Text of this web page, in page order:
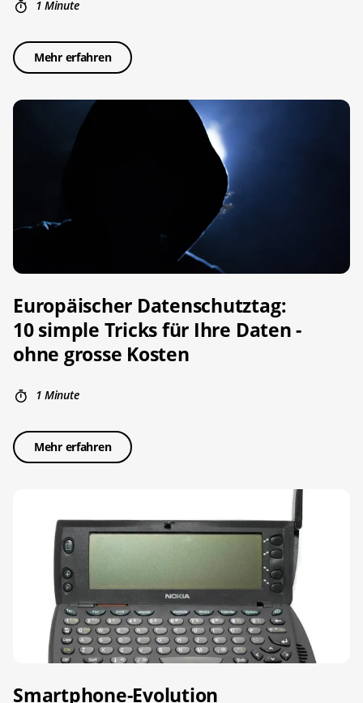
1 Minute
Mehr erfahren
Europäischer Datenschutztag:
10 simple Tricks für Ihre Daten -
ohne grosse Kosten
1 Minute
Mehr erfahren
Smartphone-Evolution